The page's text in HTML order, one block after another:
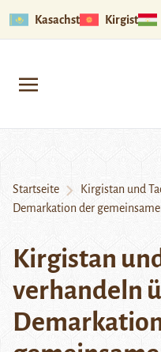
Kasachstan Kirgistan
Startseite
Kirgistan und
Demarkation der
Kirgistan
verhandeln